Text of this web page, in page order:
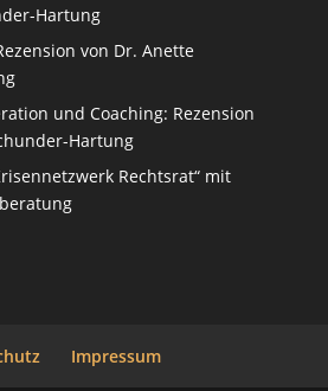
Hartung
von Dr. Anette
und Coaching: Rezension
Hartung
Rechtsrat“ mit
Impressum